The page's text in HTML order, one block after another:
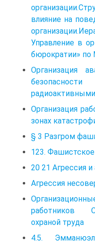
влияние на
Управление в
бюрократии» по
Организация
Организация
зонах
§ 3 Разгром
123.
20 21 Агрессия
Агрессия
работников
охраной труда
4.5.